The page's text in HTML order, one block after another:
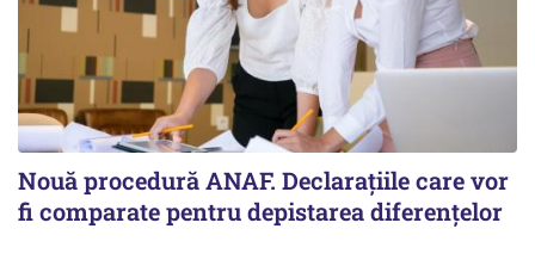
Nouă procedură ANAF. Declarațiile care vor
fi comparate pentru depistarea diferențelor